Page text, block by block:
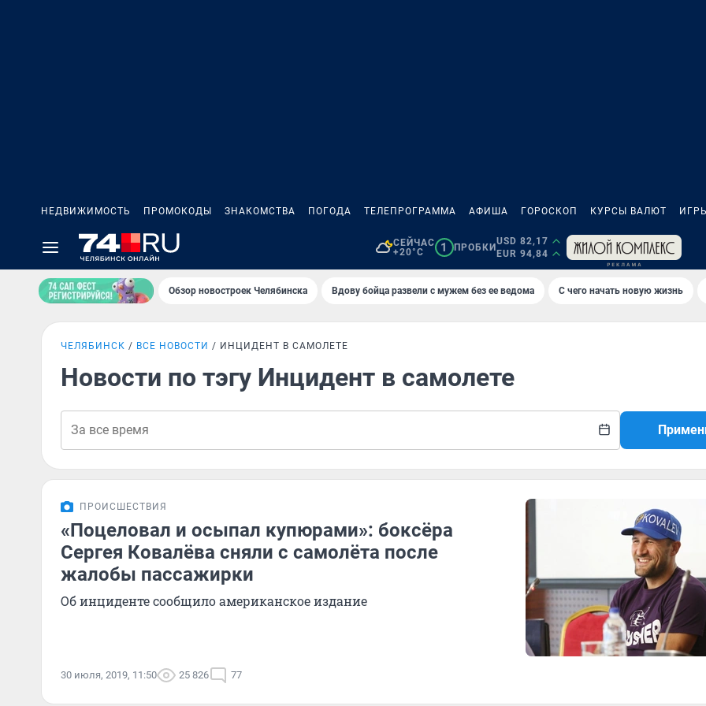
НЕДВИЖИМОСТЬ ПРОМОКОДЫ ЗНАКОМСТВА ПОГОДА ТЕЛЕПРОГРАММА АФИША ГОРОСКОП КУРСЫ ВАЛЮТ
СЕЙЧАС
+20°C
1 ПРОБКИ
USD 82,17
EUR 94,84
Обзор новостроек Челябинска Вдову бойца развели с мужем без ее ведома С чего начать новую жизнь
ЧЕЛЯБИНСК ВСЕ НОВОСТИ ИНЦИДЕНТ В САМОЛЕТЕ
Новости по тэгу Инцидент в самолете
ПРОИСШЕСТВИЯ
«Поцеловал и осыпал купюрами»: боксёра
Сергея Ковалёва сняли с самолёта после
жалобы пассажирки
Об инциденте сообщило американское издание
30 июля, 2019, 11:50 25 826 77